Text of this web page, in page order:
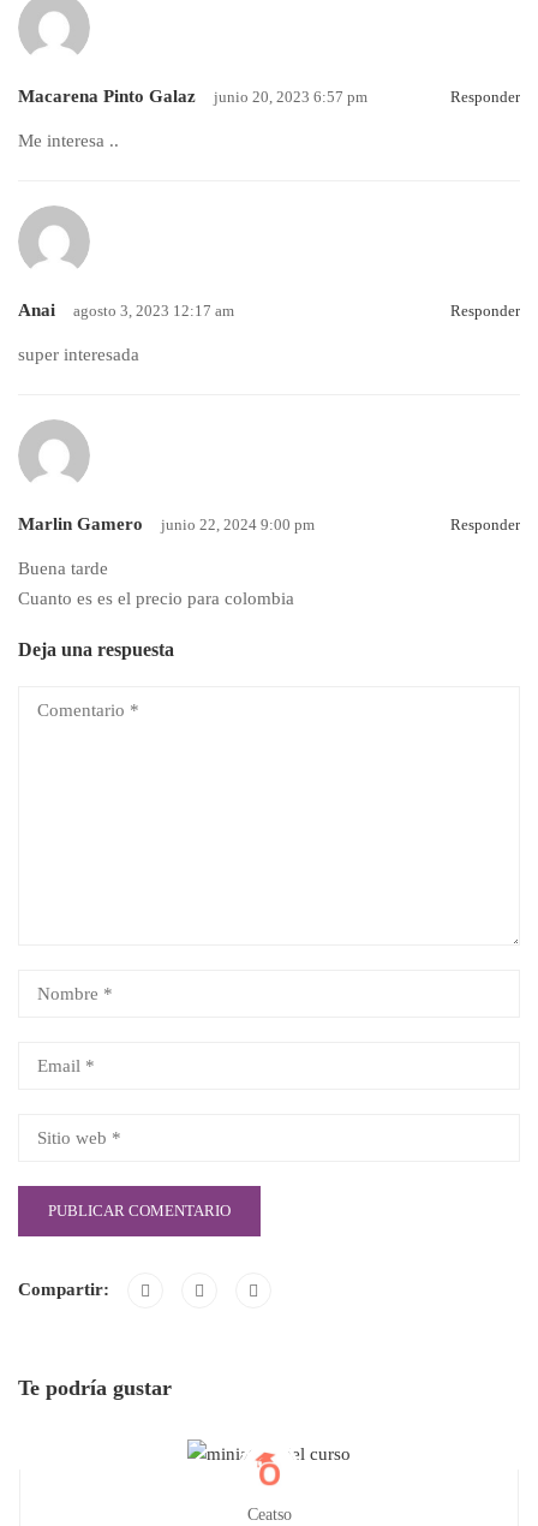
Macarena Pinto Galaz junio 20, 2023 6:57 pm Responder
Me interesa ..
Anai agosto 3, 2023 12:17 am Responder
super interesada
Marlin Gamero junio 22, 2024 9:00 pm Responder
Buena tarde
Cuanto es es el precio para colombia
Deja una respuesta
Compartir:
Te podría gustar
Ceatso